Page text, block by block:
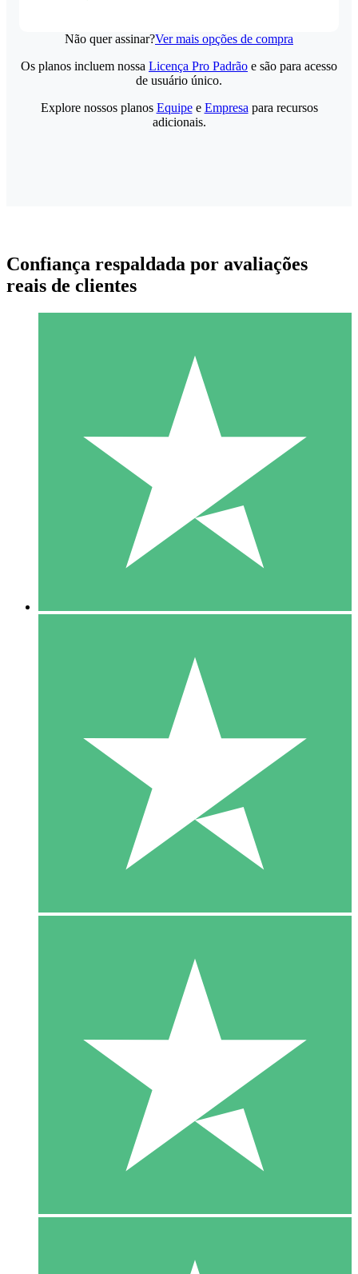
Não quer assinar?Ver mais opções de compra
Pacotes de Créditos Individuais
Pague conforme o uso com créditos de download. Sem
1000
10 Downloads
20 00
Os planos incluem nossa Licença Pro Padrão e são para acesso
de usuário único.
Explore nossos planos Equipee Empresa para recursos
adicionais.
Confiança respaldada por avaliações
reais de clientes